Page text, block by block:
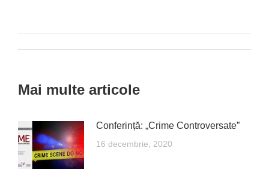
Post
Mai multe articole
Conferință: „Crime Controversate”
16 decembrie, 2020